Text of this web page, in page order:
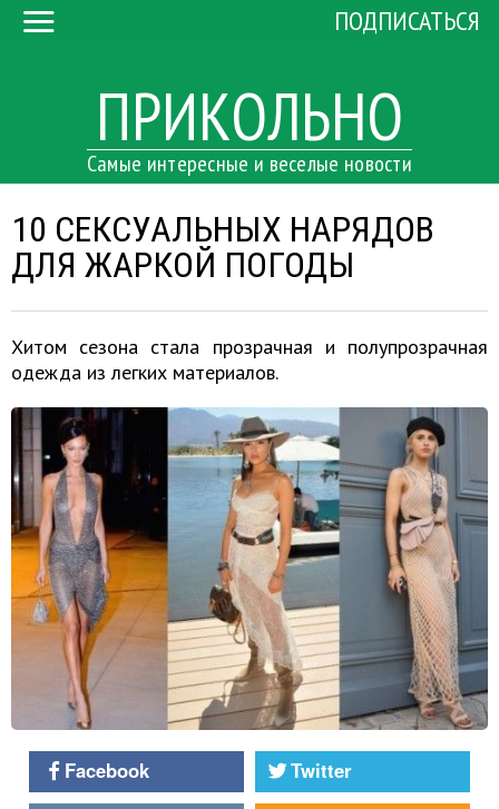
ПРИКОЛЬНО
Самые интересные и веселые новости
ПОДПИСАТЬСЯ
10 СЕКСУАЛЬНЫХ НАРЯДОВ
ДЛЯ ЖАРКОЙ ПОГОДЫ
Хитом сезона стала прозрачная и полупрозрачная
одежда из легких материалов.
Facebook
Twitter